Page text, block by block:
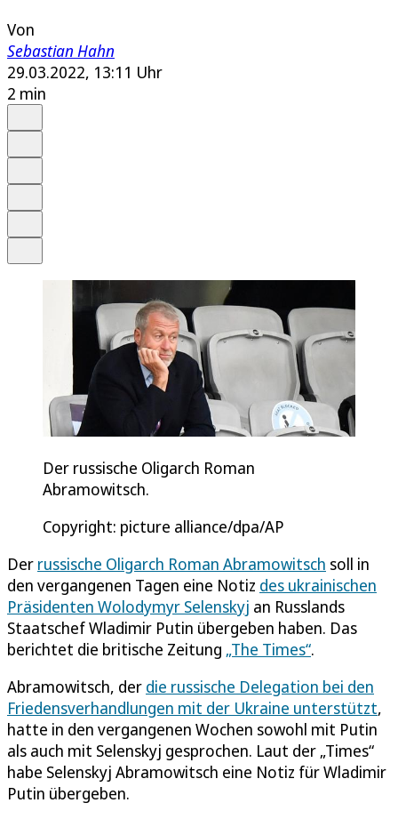
Von
Sebastian Hahn
29.03.2022, 13:11 Uhr
2 min
Der russische Oligarch Roman
Abramowitsch.
Copyright: picture alliance/dpa/AP
Der russische Oligarch Roman Abramowitsch soll in
den vergangenen Tagen eine Notiz des ukrainischen
Präsidenten Wolodymyr Selenskyj an Russlands
Staatschef Wladimir Putin übergeben haben. Das
berichtet die britische Zeitung „The Times“.
Abramowitsch, der die russische Delegation bei den
Friedensverhandlungen mit der Ukraine unterstützt,
hatte in den vergangenen Wochen sowohl mit Putin
als auch mit Selenskyj gesprochen. Laut der „Times“
habe Selenskyj Abramowitsch eine Notiz für Wladimir
Putin übergeben.